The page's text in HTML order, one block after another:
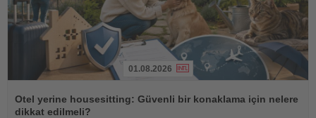
Oku
01.08.2026
Otel yerine housesitting: Güvenli bir konaklama için nelere
dikkat edilmeli?